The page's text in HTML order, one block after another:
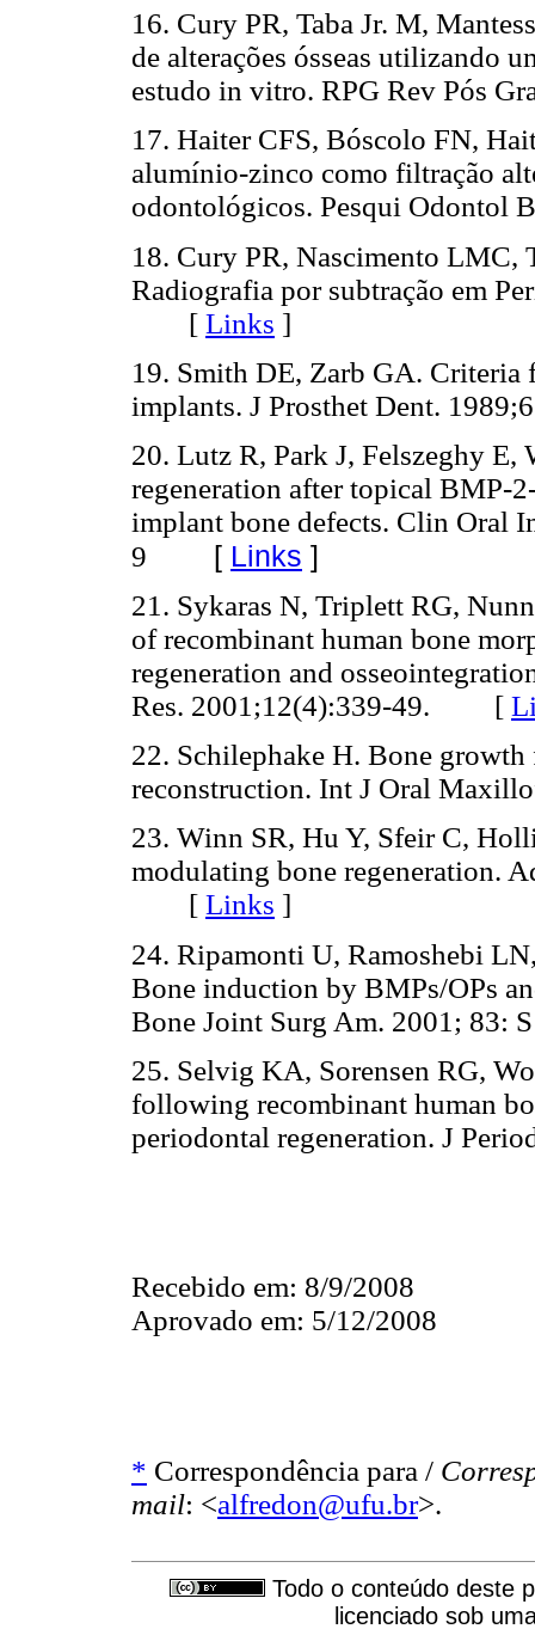
16. Cury PR, Taba Jr. M,
de alterações ósseas utilizando
estudo in vitro. RPG Rev
17. Haiter CFS, Bóscolo FN,
alumínio-zinco como filtração
odontológicos. Pesqui
18. Cury PR, Nascimento LMC,
Radiografia por subtração em
[ Links ]
19. Smith DE, Zarb GA. Criteria
implants. J Prosthet Dent.
20. Lutz R, Park J, Felszeghy
regeneration after topical BMP-
implant bone defects. Clin Oral
9 [ Links ]
21. Sykaras N, Triplett RG,
of recombinant human bone
regeneration and
Res. 2001;12(4):339-49. [
22. Schilephake H. Bone
reconstruction. Int J Oral
23. Winn SR, Hu Y, Sfeir C,
modulating bone regeneration.
[ Links ]
24. Ripamonti U, Ramoshebi
Bone induction by BMPs/OPs
Bone Joint Surg Am. 2001;
25. Selvig KA, Sorensen RG,
following recombinant human
periodontal regeneration. J
Recebido em: 8/9/2008
Aprovado em: 5/12/2008
* Correspondência para /
mail: <alfredon@ufu.br>.
Todo o conteúdo deste
licenciado sob